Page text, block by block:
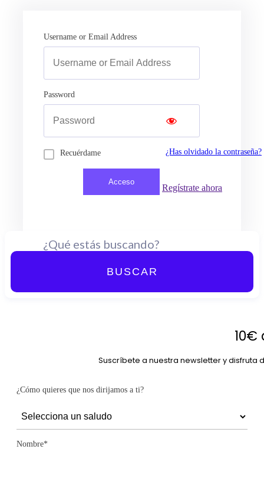
Username or Email Address
Password
Recuérdame ¿Has olvidado la contraseña?
Regístrate ahora
BUSCAR
10€
Suscríbete a nuestra newsletter y disfruta
¿Cómo quieres que nos dirijamos a ti?
Nombre*